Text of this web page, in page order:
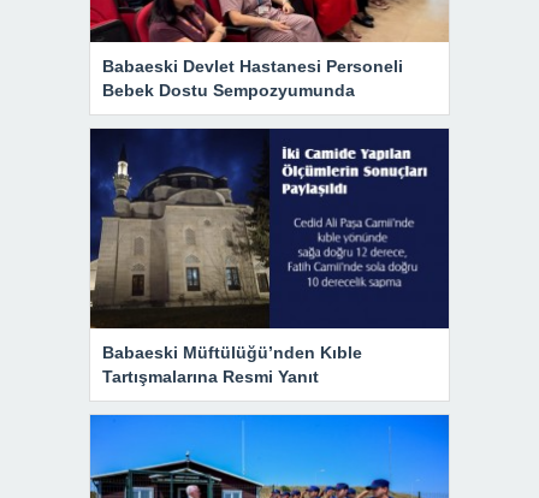
Babaeski Devlet Hastanesi Personeli
Bebek Dostu Sempozyumunda
Babaeski Müftülüğü’nden Kıble
Tartışmalarına Resmi Yanıt